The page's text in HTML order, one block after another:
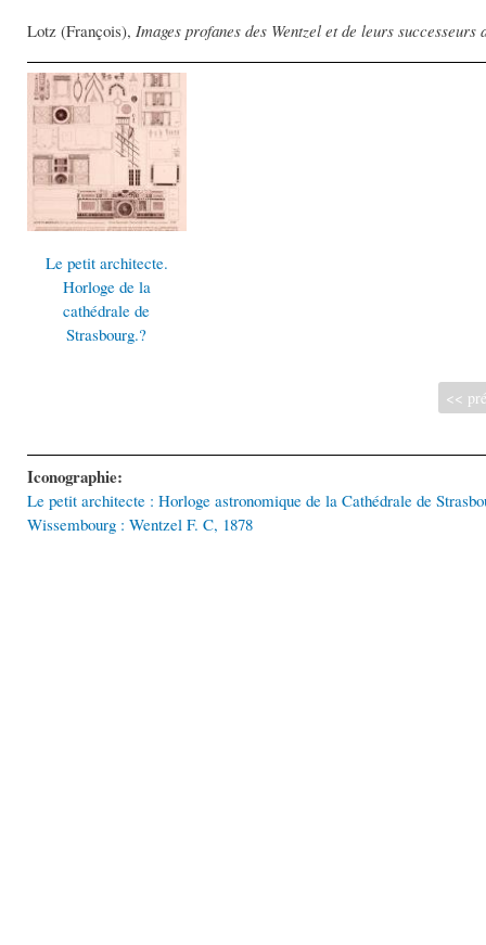
Lotz (François), Images profanes des Wentzel et de leurs successeurs
Le petit architecte.
Horloge de la
cathédrale de
Strasbourg.?
<<
Iconographie:
Le petit architecte : Horloge astronomique de la Cathédrale de
Wissembourg : Wentzel F. C, 1878